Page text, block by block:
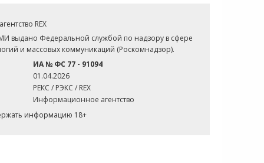
REX
выдано Федеральной службой по надзору в сфере
и массовых коммуникаций (Роскомнадзор).
ИА № ФС 77 - 91094
01.04.2026
РЕКС / РЭКС / REX
Информационное агентство
информацию 18+